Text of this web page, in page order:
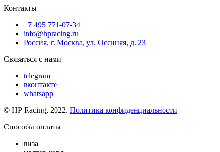
Контакты
+7 495 771-07-34
info@hpracing.ru
Россия, г. Москва, ул. Осенняя, д. 23
Связаться с нами
telegram
вконтакте
whatsapp
© HP Racing, 2022. Политика конфиденциальности
Способы оплаты
виза